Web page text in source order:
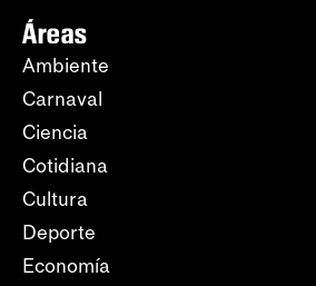
Áreas
Ambiente
Carnaval
Ciencia
Cotidiana
Cultura
Deporte
Economía